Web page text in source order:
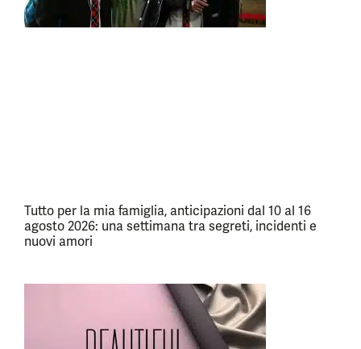
Tutto per la mia famiglia, anticipazioni dal 10 al 16
agosto 2026: una settimana tra segreti, incidenti e
nuovi amori